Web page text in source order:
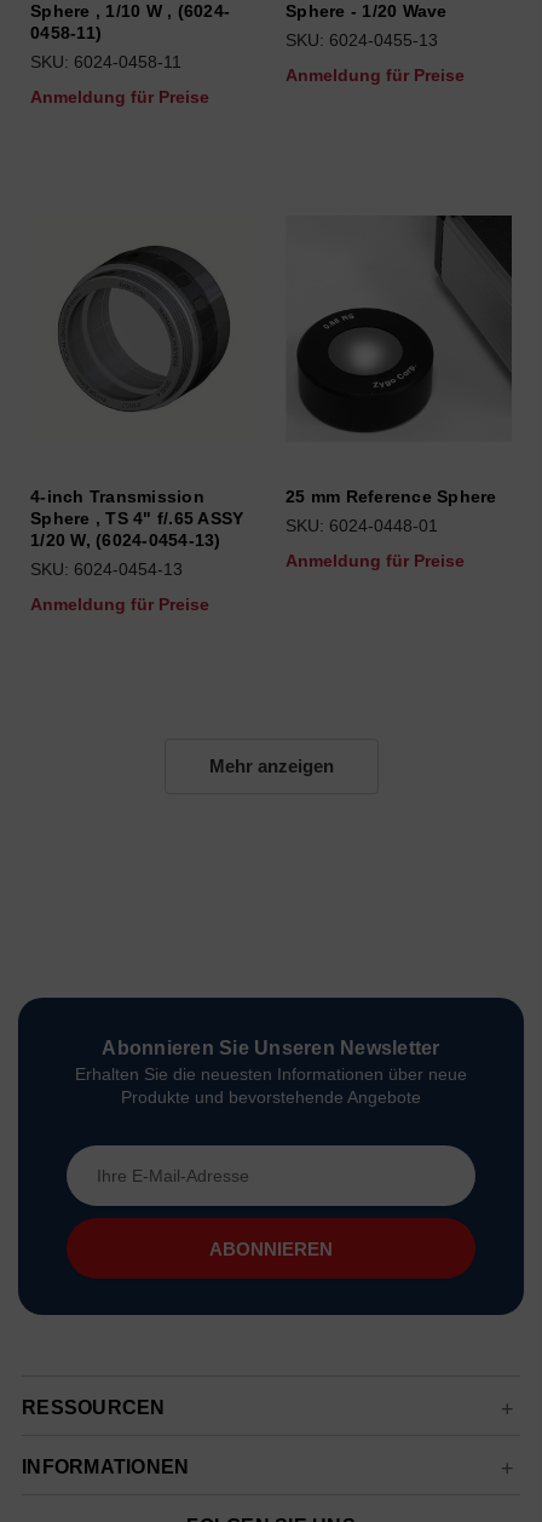
Sphere , 1/10 W , (6024-
0458-11)
SKU: 6024-0458-11
Anmeldung für Preise
Sphere - 1/20 Wave
SKU: 6024-0455-13
Anmeldung für Preise
4-inch Transmission
Sphere , TS 4" f/.65 ASSY
1/20 W, (6024-0454-13)
SKU: 6024-0454-13
Anmeldung für Preise
25 mm Reference Sphere
SKU: 6024-0448-01
Anmeldung für Preise
Mehr anzeigen
Abonnieren Sie Unseren Newsletter
Erhalten Sie die neuesten Informationen über neue
Produkte und bevorstehende Angebote
E-
Mail-
Adresse
RESSOURCEN
INFORMATIONEN